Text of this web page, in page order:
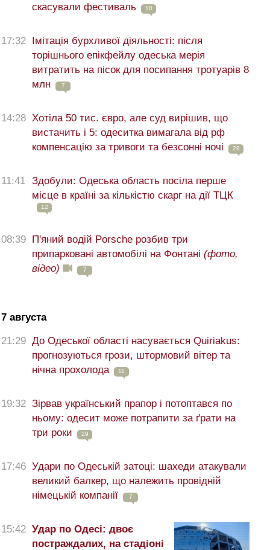
скасували фестиваль
10
17:32 Імітація бурхливої діяльності: після
торішнього епікфейлу одеська мерія
витратить на пісок для посипання тротуарів 8
млн
7
14:28 Хотіла 50 тис. євро, але суд вирішив, що
вистачить і 5: одеситка вимагала від рф
компенсацію за тривоги та безсонні ночі
28
11:41
Здобули: Одеська область посіла перше
місце в країні за кількістю скарг на дії ТЦК
12
08:39 П'яний водій Porsche розбив три
припарковані автомобілі на Фонтані (фото,
відео)
7
7 августа
21:29 До Одеської області насувається Quiriakus:
прогнозуються грози, штормовий вітер та
нічна прохолода
11
19:32 Зірвав український прапор і потоптався по
ньому: одесит може потрапити за ґрати на
три роки
29
17:46 Удари по Одеській затоці: шахеди атакували
великий балкер, що належить провідній
німецькій компанії
7
15:42 Удар по Одесі: двоє
постраждалих, на стадіоні